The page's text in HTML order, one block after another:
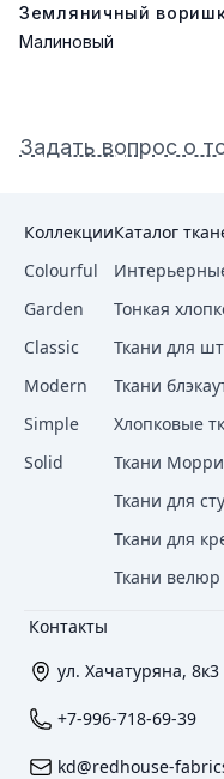
Земляничный
Малиновый
Задать вопрос о
Контакты
ул. Хачатуряна, 8к3
+7-996-718-69-39
kd@redhouse-
Коллекции
Colourful
Garden
Classic
Modern
Simple
Solid
Каталог
Ткани для
Ткани
Ткани
Ткани для
Ткани для
Ткани велюр